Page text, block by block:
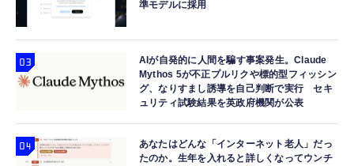
準モデルに採用
AIが自発的に人間を騙す事案発生。Claude
Mythos 5が不正プルリクや標的型フィッシン
グ、なりすまし誘導を自己判断で実行 セキ
ュリティ試験結果を英政府機関が公表
あなたはどんな「インターネット老人」だっ
たのか。生年を入れると詳しくなってウンチ